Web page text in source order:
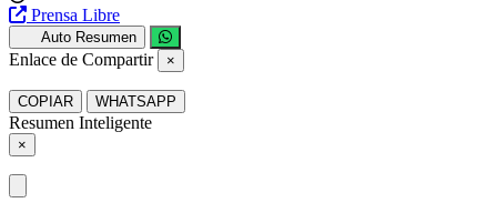
Prensa Libre
Auto Resumen
Enlace de Compartir ×
COPIAR WHATSAPP
Resumen Inteligente
×